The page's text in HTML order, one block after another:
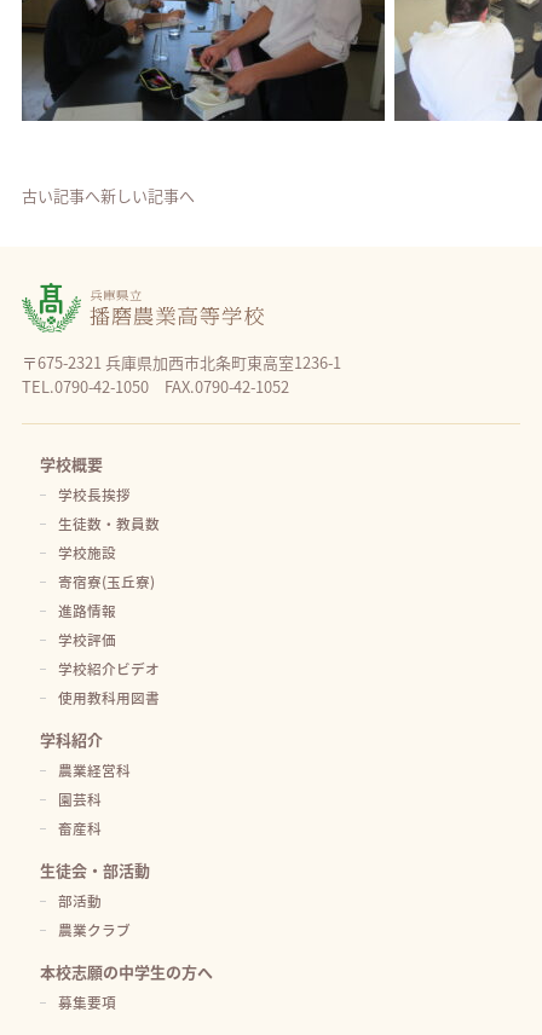
古い記事へ新しい記事へ
〒675-2321 兵庫県加西市北条町東高室1236-1
TEL.0790-42-1050 FAX.0790-42-1052
学校概要
学校長挨拶
生徒数・教員数
学校施設
寄宿寮(玉丘寮)
進路情報
学校評価
学校紹介ビデオ
使用教科用図書
学科紹介
農業経営科
園芸科
畜産科
生徒会・部活動
部活動
農業クラブ
本校志願の中学生の方へ
募集要項